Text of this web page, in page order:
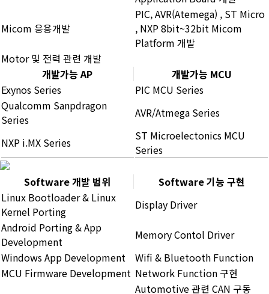
Micom 응용개발
PIC, AVR(Atemega) , ST Micro
, NXP 8bit~32bit Micom
Platform 개발
Motor 및 전력 관련 개발
개발가능 AP
개발가능 MCU
Exynos Series
PIC MCU Series
Qualcomm Sanpdragon
Series
AVR/Atmega Series
NXP i.MX Series
ST Microelectonics MCU
Series
Software 개발 범위
Software 기능 구현
Linux Bootloader & Linux
Kernel Porting
Display Driver
Android Porting & App
Development
Memory Contol Driver
Windows App Development
Wifi & Bluetooth Function
MCU Firmware Development Network Function 구현
Automotive 관련 CAN 구동